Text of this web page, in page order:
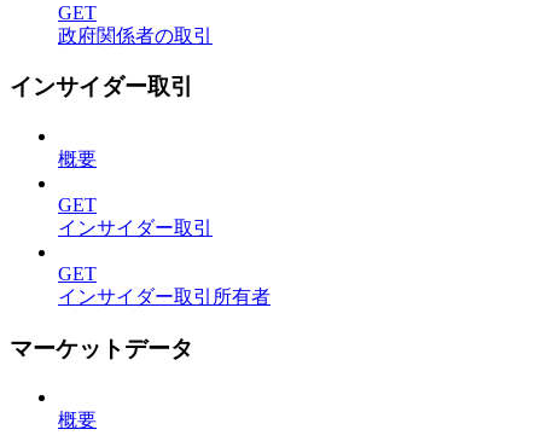
GET
政府関係者の取引
インサイダー取引
概要
GET
インサイダー取引
GET
インサイダー取引所有者
マーケットデータ
概要